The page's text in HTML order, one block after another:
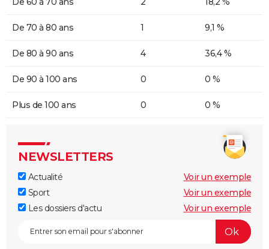
De 70 à 80 ans 1 9,1 %
De 80 à 90 ans 4 36,4 %
De 90 à 100 ans 0 0 %
Plus de 100 ans 0 0 %
NEWSLETTERS
Actualité
Voir un exemple
Sport
Voir un exemple
Les dossiers d'actu
Voir un exemple